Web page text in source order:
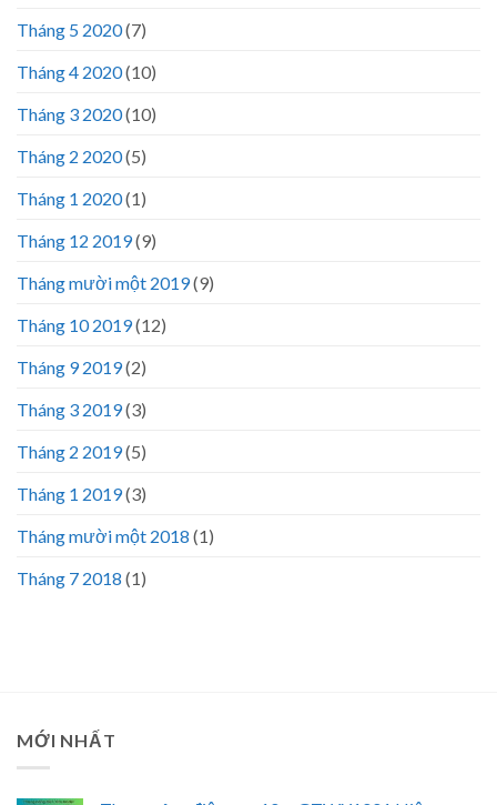
Tháng 5 2020(7)
Tháng 4 2020(10)
Tháng 3 2020(10)
Tháng 2 2020(5)
Tháng 1 2020(1)
Tháng 12 2019(9)
Tháng mười một 2019(9)
Tháng 10 2019(12)
Tháng 9 2019(2)
Tháng 3 2019(3)
Tháng 2 2019(5)
Tháng 1 2019(3)
Tháng mười một 2018 (1)
Tháng 7 2018 (1)
MỚI NHẤT